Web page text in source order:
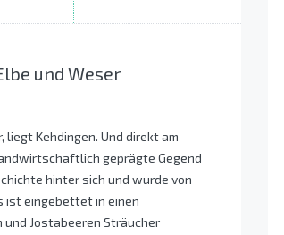
und Weser
Kehdingen. Und direkt am
geprägte Gegend
hinter sich und wurde von
ist eingebettet in einen
und Jostabeeren Sträucher